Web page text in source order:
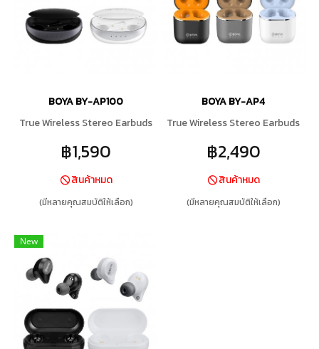
BOYA BY-AP100
True Wireless Stereo Earbuds
฿1,590
สินค้าหมด
(มีหลายคุณสมบัติให้เลือก)
BOYA BY-AP4
True Wireless Stereo Earbuds
฿2,490
สินค้าหมด
(มีหลายคุณสมบัติให้เลือก)
New